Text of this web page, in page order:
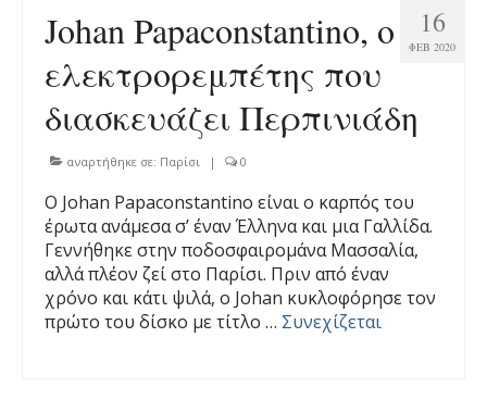
16
ΦΕΒ 2020
Johan Papaconstantino, ο
ελεκτρορεμπέτης που
διασκευάζει Περπινιάδη
αναρτήθηκε σε: Παρίσι | 0
O Johan Papaconstantino είναι ο καρπός του
έρωτα ανάμεσα σ’ έναν Έλληνα και μια Γαλλίδα.
Γεννήθηκε στην ποδοσφαιρομάνα Μασσαλία,
αλλά πλέον ζεί στο Παρίσι. Πριν από έναν
χρόνο και κάτι ψιλά, ο Johan κυκλοφόρησε τον
πρώτο του δίσκο με τίτλο … Συνεχίζεται